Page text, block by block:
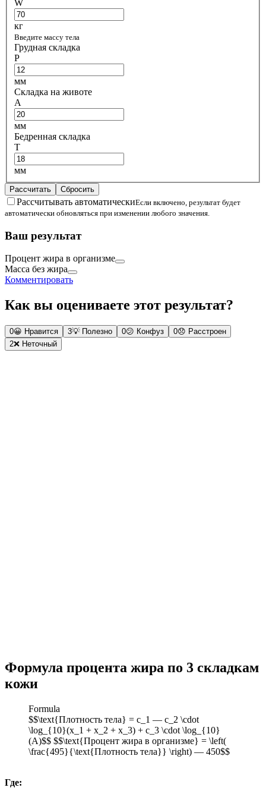
W
кг
Введите массу тела
Грудная складка
P
мм
Складка на животе
A
мм
Бедренная складка
T
мм
Рассчитать Сбросить
Рассчитывать автоматическиЕсли включено, результат будет
автоматически обновляться при изменении любого значения.
Ваш результат
Процент жира в организме
Масса без жира
Комментировать
Как вы оцениваете этот результат?
0😀 Нравится 3💡 Полезно 0😕 Конфуз 0😞 Расстроен
2❌ Неточный
Формула процента жира по 3 складкам
кожи
Formula
$$\text{Плотность тела} = c_1 — c_2 \cdot
\log_{10}(x_1 + x_2 + x_3) + c_3 \cdot \log_{10}
(A)$$ $$\text{Процент жира в организме} = \left(
\frac{495}{\text{Плотность тела}} \right) — 450$$
Где: